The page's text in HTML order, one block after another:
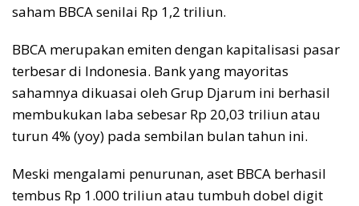
saham BBCA senilai Rp 1,2 triliun.
BBCA merupakan emiten dengan kapitalisasi pasar
terbesar di Indonesia. Bank yang mayoritas
sahamnya dikuasai oleh Grup Djarum ini berhasil
membukukan laba sebesar Rp 20,03 triliun atau
turun 4% (yoy) pada sembilan bulan tahun ini.
Meski mengalami penurunan, aset BBCA berhasil
tembus Rp 1.000 triliun atau tumbuh dobel digit